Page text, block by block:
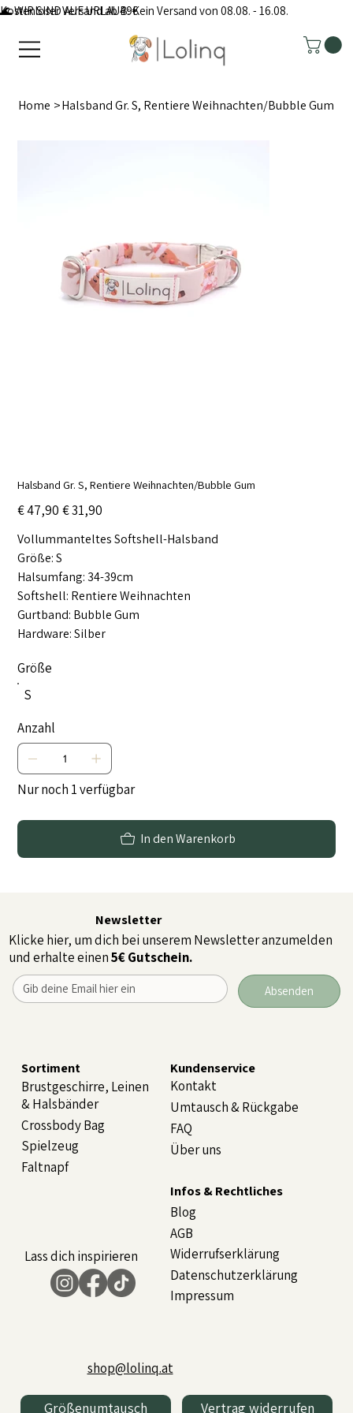
Kostenloser Versand ab 49€
🌊 WIR SIND AUF URLAUB: Kein Versand von 08.08. - 16.08.
Home >Halsband Gr. S, Rentiere Weihnachten/Bubble Gum
Halsband Gr. S, Rentiere Weihnachten/Bubble Gum
Ursprünglicher
Preis
€ 47,90 Angebotspreis
€ 31,90
Vollummanteltes Softshell-Halsband
Größe: S
Halsumfang: 34-39cm
Softshell: Rentiere Weihnachten
Gurtband: Bubble Gum
Hardware: Silber
S
Größe
Anzahl
Nur noch 1 verfügbar
In den Warenkorb
Sortiment
Brustgeschirre, Leinen
& Halsbänder
Crossbody Bag
Spielzeug
Faltnapf
Kundenservice
Kontakt
Über uns
Umtausch & Rückgabe
FAQ
Newsletter
Klicke hier, um dich bei unserem Newsletter anzumelden
und erhalte einen5€ Gutschein.
Absenden
shop@lolinq.at
Größenumtausch Vertrag widerrufen
Infos & Rechtliches
Blog
AGB
Widerrufserklärung
Datenschutzerklärung
Impressum
Lass dich inspirieren